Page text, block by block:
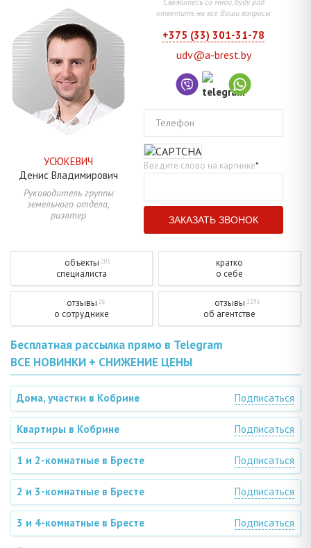
УСЮКЕВИЧ
Денис Владимирович
Руководитель группы
земельного отдела,
риэлтер
ответить на все Ваши вопросы
+375 (33) 301-31-78
udv@a-brest.by
Телефон
Введите слово на картинке*
объекты 205
специалиста
кратко
о себе
отзывы 26
о сотруднике
отзывы 1296
об агентстве
Бесплатная рассылка прямо в Telegram
ВСЕ НОВИНКИ + СНИЖЕНИЕ ЦЕНЫ
Дома, участки в Кобрине Подписаться
Квартиры в Кобрине Подписаться
1 и 2-комнатные в Бресте Подписаться
2 и 3-комнатные в Бресте Подписаться
3 и 4-комнатные в Бресте Подписаться